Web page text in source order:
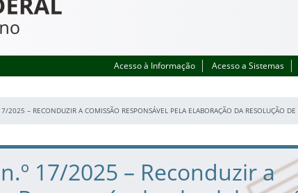
Acesso à Informação Acesso a Sistemas
2025 – RECONDUZIR A COMISSÃO RESPONSÁVEL PELA ELABORAÇÃO DA RESOLUÇÃO
17/2025 – Reconduzir a